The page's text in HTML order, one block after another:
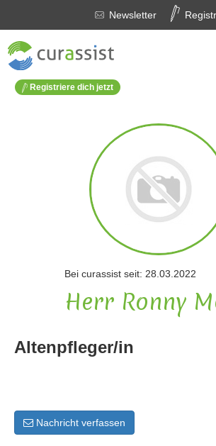
Newsletter
Registriere dich jetzt
Bei curassist seit: 28.03.2022
Herr Ronny
Altenpfleger/in
Nachricht verfassen